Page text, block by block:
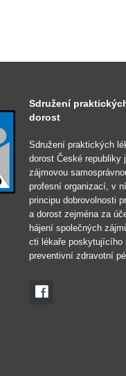
Sdružení
dorost
Sdružení praktických
dorost České republiky
zájmovou
profesní organizací, v
principu dobrovolnosti
a dorost zejména za
hájení společných
cti lékaře poskytujícího
preventivní zdravotní